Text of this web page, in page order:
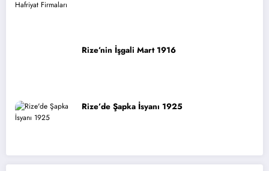
Rize’nin İşgali Mart 1916
Rize’de Şapka İsyanı 1925